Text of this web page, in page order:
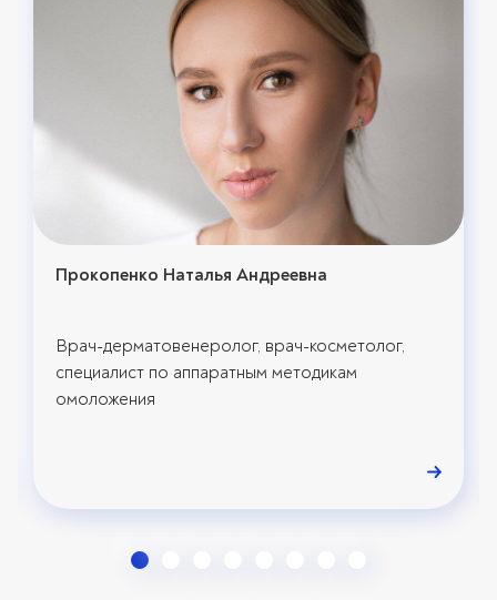
Прокопенко Наталья Андреевна
Врач-дерматовенеролог, врач-косметолог,
специалист по аппаратным методикам
омоложения